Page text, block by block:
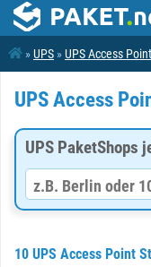
»UPS »UPS Access Point
UPS Access
UPS PaketShops
10 UPS Access Point